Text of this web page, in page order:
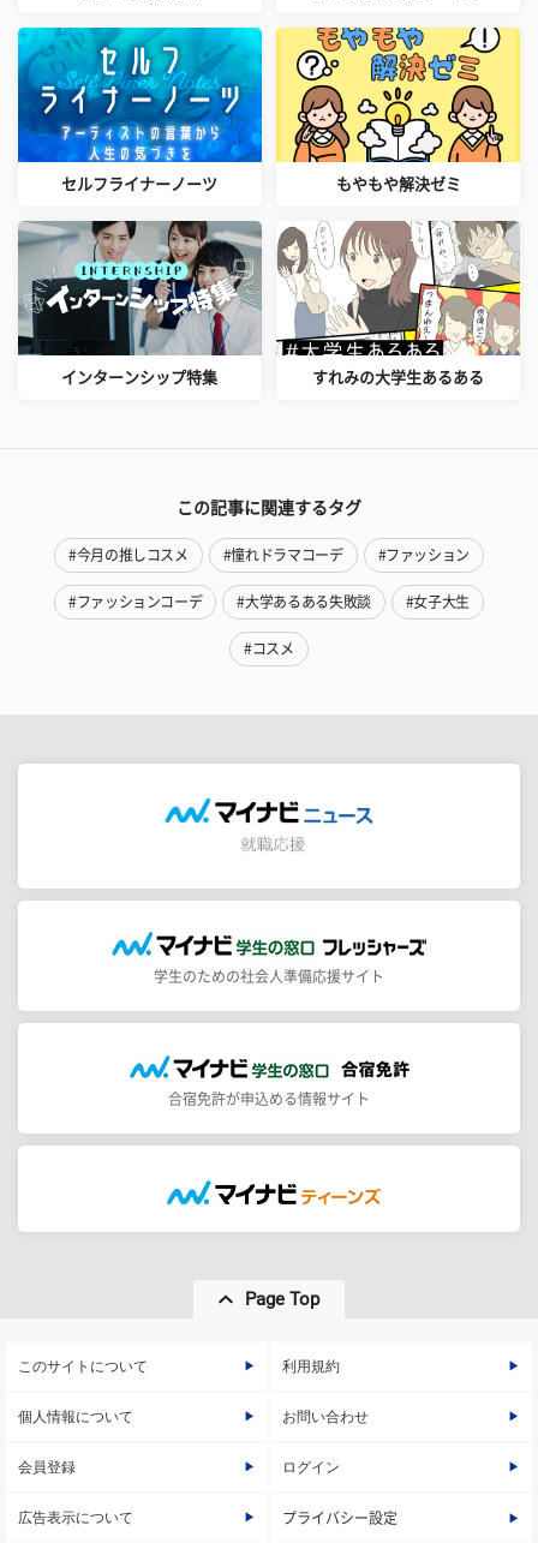
セルフライナーノーツ もやもや解決ゼミ
インターンシップ特集 すれみの大学生あるある
この記事に関連するタグ
#今月の推しコスメ #憧れドラマコーデ #ファッション
#ファッションコーデ #大学あるある失敗談 #女子大生
#コスメ
学生のための社会人準備応援サイト
合宿免許が申込める情報サイト
Page Top
このサイトについて 利用規約
個人情報について お問い合わせ
会員登録 ログイン
広告表示について プライバシー設定